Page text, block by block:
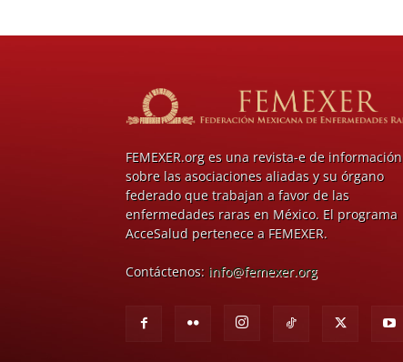
FEMEXER.org es una revista-e de información
sobre las asociaciones aliadas y su órgano
federado que trabajan a favor de las
enfermedades raras en México. El programa
AcceSalud pertenece a FEMEXER.
Contáctenos: info@femexer.org